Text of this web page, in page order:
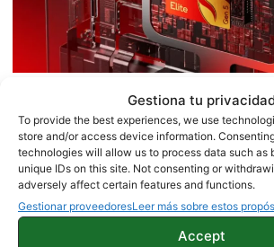
Gestiona tu
To provide the best experiences, we use
store and/or access device information.
technologies will allow us to process data such as
unique IDs on this site. Not consenting or
adversely affect certain features and functions.
Gestionar proveedoresLeer más sobre estos
Accept
Filtrado el nuevo
5V: una interesante
móviles más asequibles